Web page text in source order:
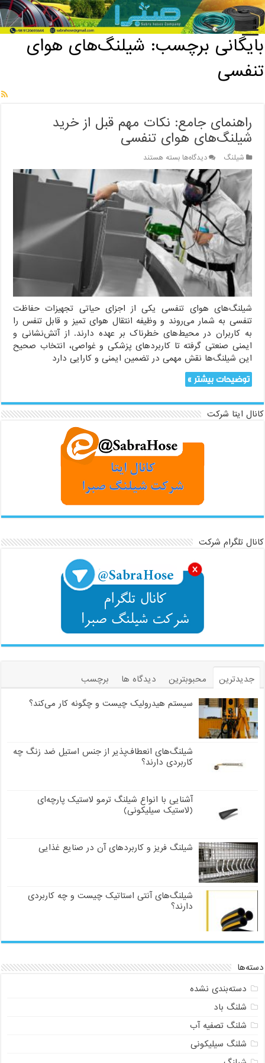
خانه / بایگانی برچسب: شیلنگ‌های هوای تنفسی
بایگانی برچسب: شیلنگ‌های هوای
تنفسی
راهنمای جامع: نکات مهم قبل از خرید
شیلنگ‌های هوای تنفسی
شیلنگ دیدگاه‌هابرای
راهنمای
نکات
مهم
قبل
از
خرید
شیلنگ‌های
هوای
تنفسی
بسته هستند
شیلنگ‌های هوای تنفسی یکی از اجزای حیاتی تجهیزات حفاظت
تنفسی به شمار می‌روند و وظیفه انتقال هوای تمیز و قابل تنفس را
به کاربران در محیط‌های خطرناک بر عهده دارند. از آتش‌نشانی و
ایمنی صنعتی گرفته تا کاربردهای پزشکی و غواصی، انتخاب صحیح
این شیلنگ‌ها نقش مهمی در تضمین ایمنی و کارایی دارد
توضیحات بیشتر »
کانال ایتا شرکت
کانال تلگرام شرکت
جدیدترین محبوبترین دیدگاه ها
برچسب
سیستم هیدرولیک چیست و چگونه کار می‌کند؟
شیلنگ‌های انعطاف‌پذیر از جنس استیل ضد زنگ چه
کاربردی دارند؟
آشنایی با انواع شیلنگ ترمو لاستیک پارچه‌ای
(لاستیک سیلیکونی)
شیلنگ فریز و کاربردهای آن در صنایع غذایی
شیلنگ‌های آنتی استاتیک چیست و چه کاربردی
دارند؟
دسته‌ها
دسته‌بندی نشده
شلنگ باد
شلنگ تصفیه آب
شلنگ سیلیکونی